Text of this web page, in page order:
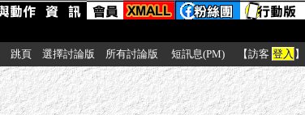
跳頁 選擇討論版 所有討論版 短訊息(PM) 【訪客 登入 】